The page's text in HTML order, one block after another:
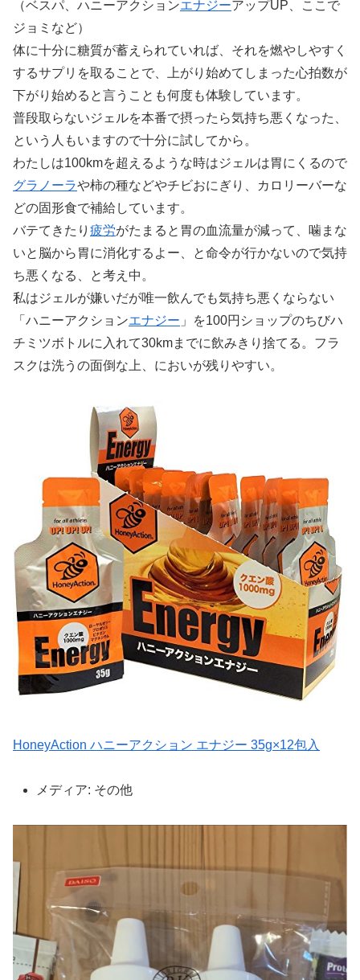
（ベスパ、ハニーアクションエナジーアップUP、ここで
ジョミなど）
体に十分に糖質が蓄えられていれば、それを燃やしやすく
するサプリを取ることで、上がり始めてしまった心拍数が
下がり始めると言うことも何度も体験しています。
普段取らないジェルを本番で摂ったら気持ち悪くなった、
という人もいますので十分に試してから。
わたしは100kmを超えるような時はジェルは胃にくるので
グラノーラや柿の種などやチビおにぎり、カロリーバーな
どの固形食で補給しています。
バテてきたり 疲労がたまると胃の血流量が減って、噛まな
いと脳から胃に消化するよー、と命令が行かないので気持
ち悪くなる、と考え中。
私はジェルが嫌いだが唯一飲んでも気持ち悪くならない
「ハニーアクションエナジー 」を100円ショップのちびハ
チミツボトルに入れて30kmまでに飲みきり捨てる。フラ
スクは洗うの面倒な上、においが残りやすい。
HoneyAction ハニーアクション エナジー 35g×12包入
メディア: その他